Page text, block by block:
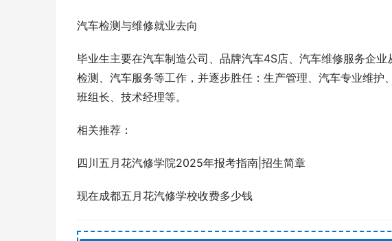
汽车检测与维修就业去向
毕业生主要在汽车制造公司、品牌汽车4S店、汽车维修服务企
检测、汽车服务等工作，并逐步胜任：生产管理、汽车专业维
班组长、技术经理等。
相关推荐：
四川五月花汽修学院2025年报考指南|招生简章
现在成都五月花汽修学校收费多少钱